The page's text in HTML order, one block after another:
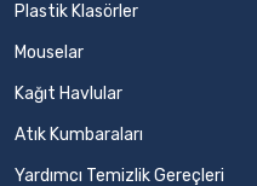
Plastik Klasörler
Mouselar
Kağıt Havlular
Atık Kumbaraları
Yardımcı Temizlik Gereçleri